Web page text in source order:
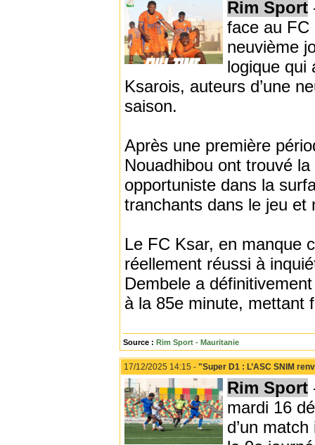
Rim Sport
face au FC
neuvième
logique qui
Ksarois, auteurs d’une
saison.
Après une première
Nouadhibou ont trouvé
opportuniste dans la
tranchants dans le jeu et
Le FC Ksar, en manque
réellement réussi à
Dembele a
à la 85e minute, mettant
Source : Rim Sport - Mauritanie
17/12/2025 14:15 - "Super D1 : L’ASC SNIM
Rim Sport
mardi 16
d’un